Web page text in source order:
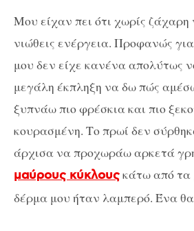
Μου είχαν πει ότι χωρίς ζάχαρη
νιώθεις ενέργεια. Προφανώς
μου δεν είχε κανένα απολύτως
μεγάλη έκπληξη να δω πώς
ξυπνάω πιο φρέσκια και πιο
κουρασμένη. Το πρωί δεν
άρχισα να προχωράω αρκετά
μαύρους κύκλουςκάτω από τα
δέρμα μου ήταν λαμπερό. Ένα